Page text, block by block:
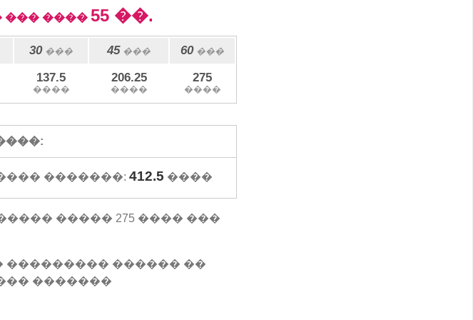
��� ���� 55��.
30��� 45 ��� 60���
137.5
����
206.25
����
275
����
�������: 412.5 ����
������� ����� 275 ���� ���
��������� ������ ��
�������